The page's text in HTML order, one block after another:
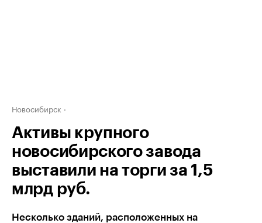
Новосибирск
Активы крупного
новосибирского завода
выставили на торги за 1,5
млрд руб.
Несколько зданий, расположенных на